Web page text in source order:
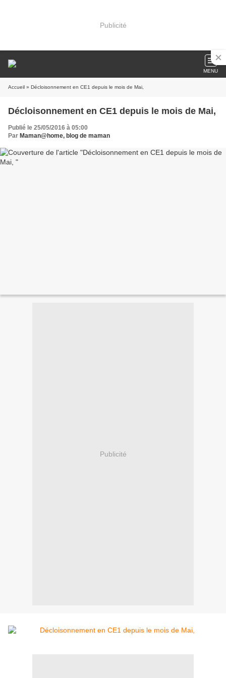
Publicité
MENU
Accueil » Décloisonnement en CE1 depuis le mois de Mai,
Décloisonnement en CE1 depuis le mois de Mai,
Publié le 25/05/2016 à 05:00
Par Maman@home, blog de maman
Publicité